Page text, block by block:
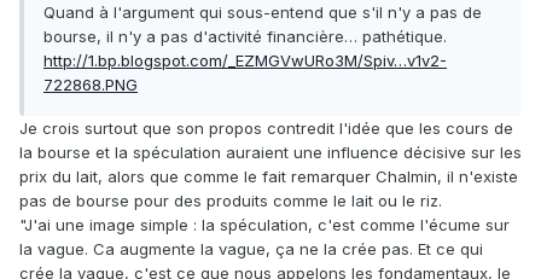
Quand à l'argument qui sous-entend que s'il n'y a pas de
bourse, il n'y a pas d'activité financière… pathétique.
http://1.bp.blogspot.com/_EZMGVwURo3M/Spiv…v1v2-
722868.PNG
Je crois surtout que son propos contredit l'idée que les cours de
la bourse et la spéculation auraient une influence décisive sur les
prix du lait, alors que comme le fait remarquer Chalmin, il n'existe
pas de bourse pour des produits comme le lait ou le riz.
"J'ai une image simple : la spéculation, c'est comme l'écume sur
la vague. Ca augmente la vague, ça ne la crée pas. Et ce qui
crée la vague, c'est ce que nous appelons les fondamentaux, le